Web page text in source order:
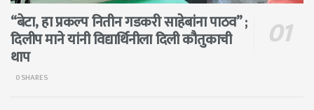
“बेटा, हा प्रकल्प नितीन गडकरी साहेबांना पाठव” ;
दिलीप माने यांनी विद्यार्थिनीला दिली कौतुकाची
थाप
0 SHARES